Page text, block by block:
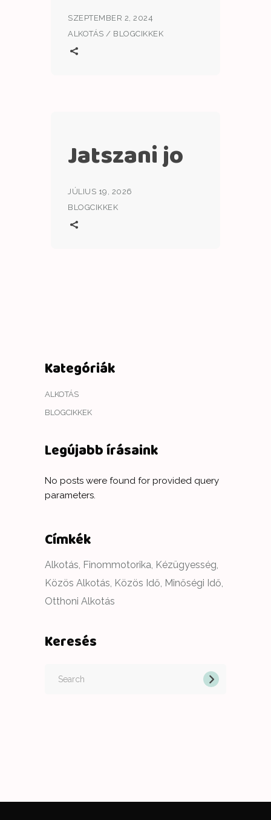
SZEPTEMBER 2, 2024
ALKOTÁS / BLOGCIKKEK
Jatszani jo
JÚLIUS 19, 2026
BLOGCIKKEK
Kategóriák
ALKOTÁS
BLOGCIKKEK
Legújabb írásaink
No posts were found for provided query
parameters.
Címkék
Alkotás Finommotorika Kézügyesség
Közös Alkotás Közös Idő Minőségi Idő
Otthoni Alkotás
Keresés